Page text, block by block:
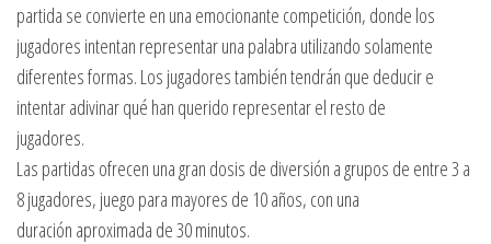
partida se convierte en una emocionante competición, donde los
jugadores intentan representar una palabra utilizando solamente
diferentes formas. Los jugadores también tendrán que deducir e
intentar adivinar qué han querido representar el resto de
jugadores.
Las partidas ofrecen una gran dosis de diversión a grupos de entre 3 a
8 jugadores, juego para mayores de 10 años, con una
duración aproximada de 30 minutos.